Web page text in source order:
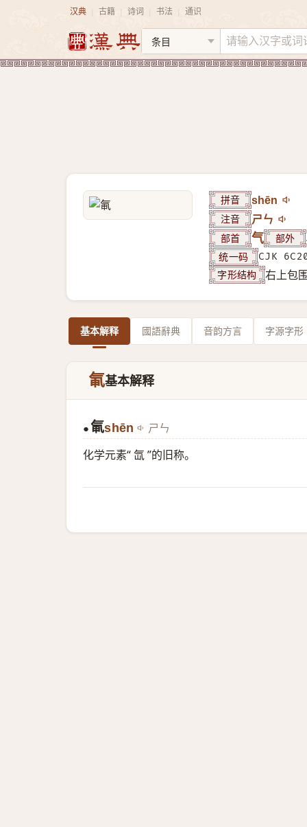
汉典 古籍 诗词 书法 通识
拼音 shēn
注音 ㄕㄣ
部首 气 部外
统一码 CJK
字形结构 右上包
基本解释 國語辭典 音韵方言 字源字形
氠基本解释
● 氠shēn ㄕㄣ
化学元素“ 氙 ”的旧称。